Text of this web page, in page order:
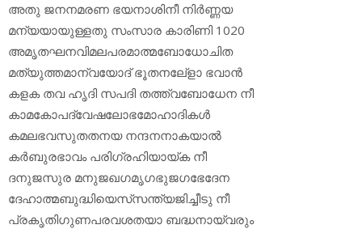
അതു ജനനമരണ ഭയനാശിനീ നിര്‍ണ്ണയ
മന്യയായുള്ളതു സംസാര കാരിണി 1020
അമൃതഘനവിമലപരമാത്മബോധോചിത
മത്യുത്തമാന്വയോദ് ഭൂതനലേ്‌ളാ ഭവാന്‍
കളക തവ ഹൃദി സപദി തത്ത്വബോധേന നീ
കാമകോപദ്വേഷലോഭമോഹാദികള്‍
കമലഭവസുതതനയ നന്ദനനാകയാല്‍
കര്‍ബുരഭാവം പരിഗ്രഹിയായ്ക നീ
ദനുജസുര മനുജഖഗമൃഗഭുജഗഭേദേന
ദേഹാത്മബുദ്ധിയെസ്‌സന്ത്യജിച്ചീടു നീ
പ്രകൃതിഗുണപരവശതയാ ബദ്ധനായ്‌വരും